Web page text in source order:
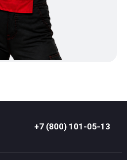
+7 (800) 101-05-13